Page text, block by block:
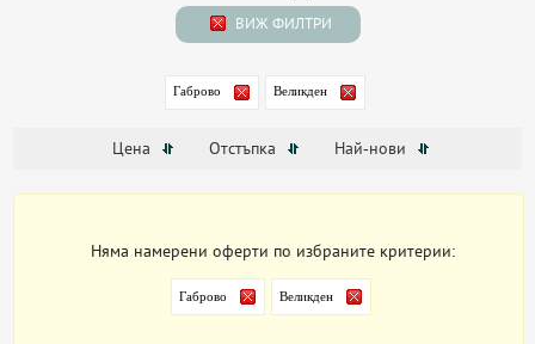
ВИЖ ФИЛТРИ
Габрово Великден
Цена Отстъпка Най-нови
Няма намерени оферти по избраните критерии:
Габрово Великден